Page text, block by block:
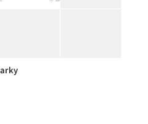
arky